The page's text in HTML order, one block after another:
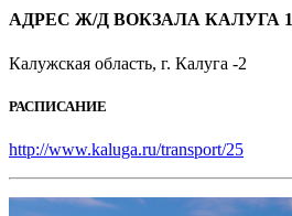
АДРЕС Ж/Д ВОКЗАЛА КАЛУГА 1
Калужская область, г. Калуга -2
РАСПИСАНИЕ
http://www.kaluga.ru/transport/25